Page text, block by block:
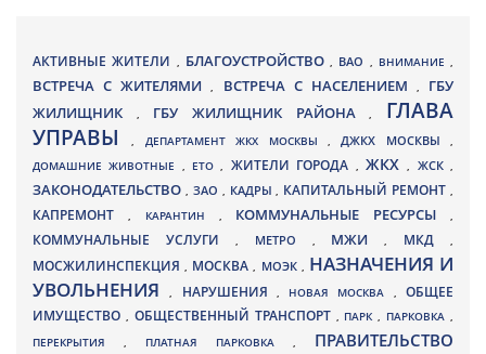
АКТИВНЫЕ ЖИТЕЛИ , БЛАГОУСТРОЙСТВО , ВАО , ВНИМАНИЕ ,
ВСТРЕЧА С ЖИТЕЛЯМИ, ВСТРЕЧА С НАСЕЛЕНИЕМ , ГБУ
ЖИЛИЩНИК
, ГБУ ЖИЛИЩНИК РАЙОНА, ГЛАВА
УПРАВЫ, ДЕПАРТАМЕНТ ЖКХ МОСКВЫ ,ДЖКХ МОСКВЫ ,
ДОМАШНИЕ ЖИВОТНЫЕ , ЕТО, ЖИТЕЛИ ГОРОДА , ЖКХ, ЖСК,
ЗАКОНОДАТЕЛЬСТВО , ЗАО , КАДРЫ, КАПИТАЛЬНЫЙ РЕМОНТ ,
КАПРЕМОНТ , КАРАНТИН , КОММУНАЛЬНЫЕ РЕСУРСЫ,
КОММУНАЛЬНЫЕ УСЛУГИ , МЕТРО , МЖИ, МКД ,
МОСЖИЛИНСПЕКЦИЯ, МОСКВА , МОЭК , НАЗНАЧЕНИЯ И
УВОЛЬНЕНИЯ, НАРУШЕНИЯ , НОВАЯ МОСКВА ,ОБЩЕЕ
ИМУЩЕСТВО , ОБЩЕСТВЕННЫЙ ТРАНСПОРТ , ПАРК, ПАРКОВКА ,
ПЕРЕКРЫТИЯ , ПЛАТНАЯ ПАРКОВКА , ПРАВИТЕЛЬСТВО